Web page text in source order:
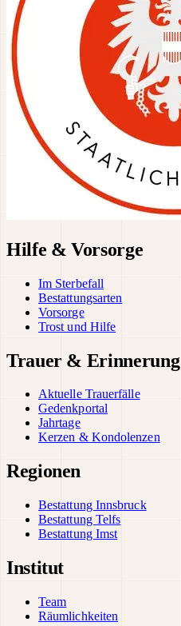
Hilfe & Vorsorge
Im Sterbefall
Bestattungsarten
Vorsorge
Trost und Hilfe
Trauer & Erinnerung
Aktuelle Trauerfälle
Gedenkportal
Jahrtage
Kerzen & Kondolenzen
Regionen
Bestattung Innsbruck
Bestattung Telfs
Bestattung Imst
Institut
Team
Räumlichkeiten